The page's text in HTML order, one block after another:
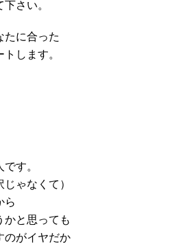
さい。
たに合った
します。
す。
ゃなくて）
ら
かと思っても
のがイヤだか